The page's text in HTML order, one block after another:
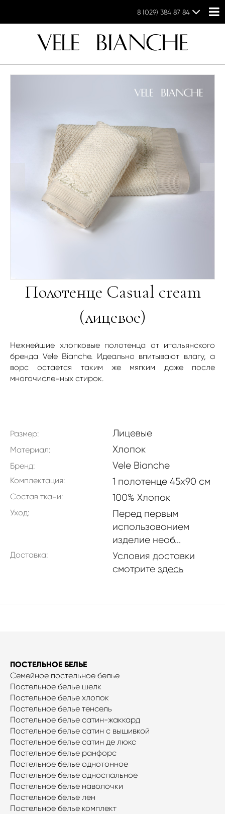
8 (029) 384 87 84
Полотенце Casual cream
(лицевое)
Нежнейшие хлопковые полотенца от итальянского
бренда Vele Bianche. Идеально впитывают влагу, а
ворс остается таким же мягким даже после
многочисленных стирок.
Размер: Лицевые
Материал: Хлопок
Бренд: Vele Bianche
Комплектация: 1 полотенце 45х90 см
Состав ткани: 100% Хлопок
Уход:
Перед первым
использованием
изделие необ...
Доставка:
Условия доставки
смотрите здесь
ПОСТЕЛЬНОЕ БЕЛЬЕ
Семейное постельное белье
Постельное белье шелк
Постельное белье хлопок
Постельное белье тенсель
Постельное белье сатин-жаккард
Постельное белье сатин с вышивкой
Постельное белье сатин де люкс
Постельное белье ранфорс
Постельное белье однотонное
Постельное белье односпальное
Постельное белье наволочки
Постельное белье лен
Постельное белье комплект